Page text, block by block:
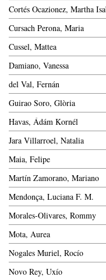
Cortés Ocazionez, Martha
Cursach Perona, Maria
Cussel, Mattea
Damiano, Vanessa
del Val, Fernán
Guirao Soro, Glòria
Havas, Ádám Kornél
Jara Villarroel, Natalia
Maia, Felipe
Martín Zamorano, Mariano
Mendonça, Luciana F. M.
Morales-Olivares, Rommy
Mota, Aurea
Nogales Muriel, Rocío
Novo Rey, Uxío